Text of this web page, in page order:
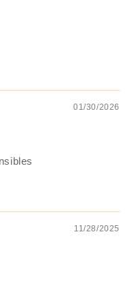
01/30/2026
11/28/2025